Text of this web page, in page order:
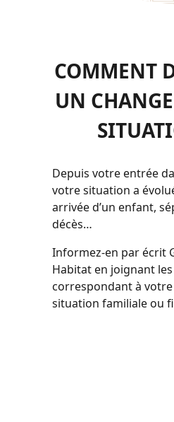
COMMENT
UN
Depuis votre entrée
votre situation a
arrivée d’un enfant,
décès…
Informez-en par écrit
Habitat en joignant
correspondant à
situation familiale ou